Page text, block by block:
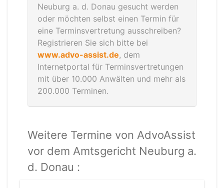
Neuburg a. d. Donau gesucht werden
oder möchten selbst einen Termin für
eine Terminsvertretung ausschreiben?
Registrieren Sie sich bitte bei
www.advo-assist.de, dem
Internetportal für Terminsvertretungen
mit über 10.000 Anwälten und mehr als
200.000 Terminen.
Weitere Termine von AdvoAssist
vor dem Amtsgericht Neuburg a.
d. Donau :